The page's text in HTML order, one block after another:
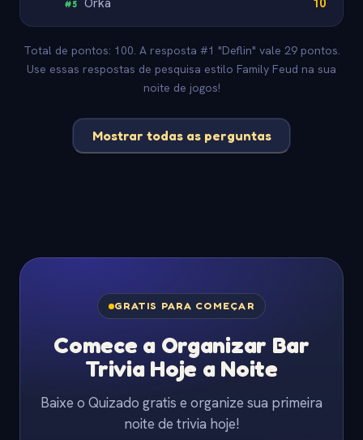
#5
Total de pontos: 100. A resposta #1 "Deflin" vale 29 pontos.
Use essas respostas de pesquisa estilo Family Feud na sua
noite de jogos!
Mostrar todas as perguntas
GRATIS PARA COMEÇAR
Comece a Organizar Bar
Trivia Hoje a Noite
Baixe o Quizado gratis e organize sua primeira
noite de trivia hoje!